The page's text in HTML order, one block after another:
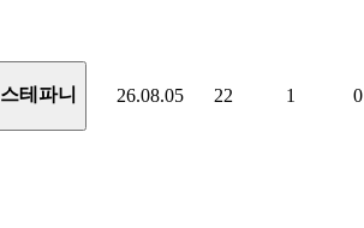
스테파니 26.08.05 22 1 0